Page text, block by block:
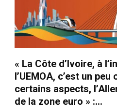
« La Côte d’Ivoire, à
l’UEMOA, c’est un peu
certains aspects,
de la zone euro » :...